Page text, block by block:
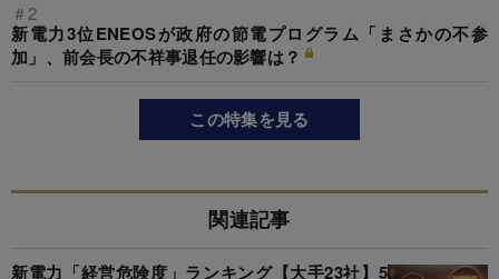
＃2
新電力3位ENEOSが政府の節電プログラム「まさかの不参
加」、前会長の不祥事退任の影響は？
この特集を見る
関連記事
新電力「経営危険度」ランキング【大手23社】5